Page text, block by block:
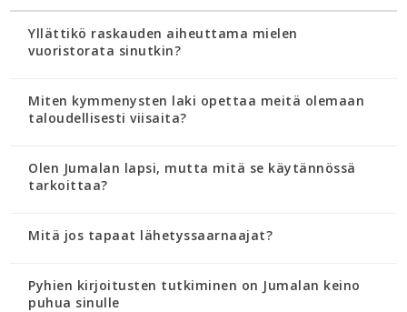
Yllättikö raskauden aiheuttama mielen
vuoristorata sinutkin?
Miten kymmenysten laki opettaa meitä olemaan
taloudellisesti viisaita?
Olen Jumalan lapsi, mutta mitä se käytännössä
tarkoittaa?
Mitä jos tapaat lähetyssaarnaajat?
Pyhien kirjoitusten tutkiminen on Jumalan keino
puhua sinulle